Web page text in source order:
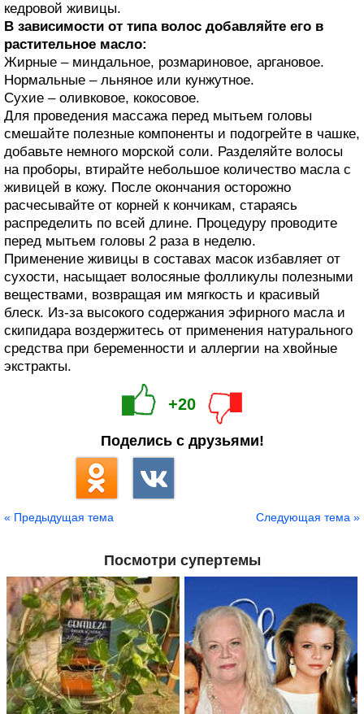
кедровой живицы.
В зависимости от типа волос добавляйте его в
растительное масло:
Жирные – миндальное, розмариновое, аргановое.
Нормальные – льняное или кунжутное.
Сухие – оливковое, кокосовое.
Для проведения массажа перед мытьем головы
смешайте полезные компоненты и подогрейте в чашке,
добавьте немного морской соли. Разделяйте волосы
на проборы, втирайте небольшое количество масла с
живицей в кожу. После окончания осторожно
расчесывайте от корней к кончикам, стараясь
распределить по всей длине. Процедуру проводите
перед мытьем головы 2 раза в неделю.
Применение живицы в составах масок избавляет от
сухости, насыщает волосяные фолликулы полезными
веществами, возвращая им мягкость и красивый
блеск. Из-за высокого содержания эфирного масла и
скипидара воздержитесь от применения натурального
средства при беременности и аллергии на хвойные
экстракты.
+20
Поделись с друзьями!
« Предыдущая тема Следующая тема »
Посмотри супертемы